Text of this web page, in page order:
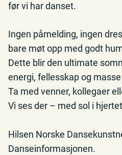
før vi har danset.
Ingen påmelding, ingen
bare møt opp med godt
Dette blir den ultimate
energi, fellesskap og
Ta med venner, kollegaer
Vi ses der – med sol i
Hilsen Norske
Danseinformasjonen.